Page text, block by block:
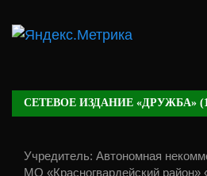
СЕТЕВОЕ ИЗДАНИЕ «ДРУЖБА»
Учредитель: Автономная
МО «Красногвардейский район»